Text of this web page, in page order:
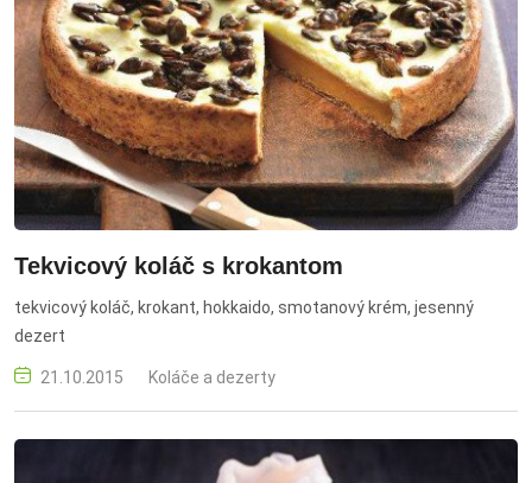
Tekvicový koláč s krokantom
tekvicový koláč, krokant, hokkaido, smotanový krém, jesenný
dezert
21.10.2015 Koláče a dezerty